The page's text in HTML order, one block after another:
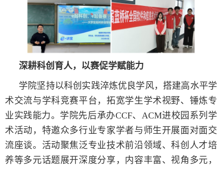
深耕科创育人，以赛促学赋能力
学院坚持以科创实践淬炼优良学风，搭建高水平学
术交流与学科竞赛平台，拓宽学生学术视野、锤炼专
业实践能力。学院先后承办CCF、ACM进校园系列学
术活动，特邀众多行业专家学者与师生开展面对面交
流座谈。活动聚焦泛专业技术前沿领域、科创人才培
养等多元话题展开深度分享，内容丰富、视角多元，